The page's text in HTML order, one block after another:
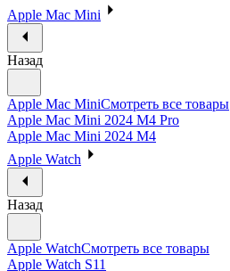
Apple Mac Mini
Назад
Apple Mac MiniСмотреть все товары
Apple Mac Mini 2024 M4 Pro
Apple Mac Mini 2024 M4
Apple Watch
Назад
Apple WatchСмотреть все товары
Apple Watch S11